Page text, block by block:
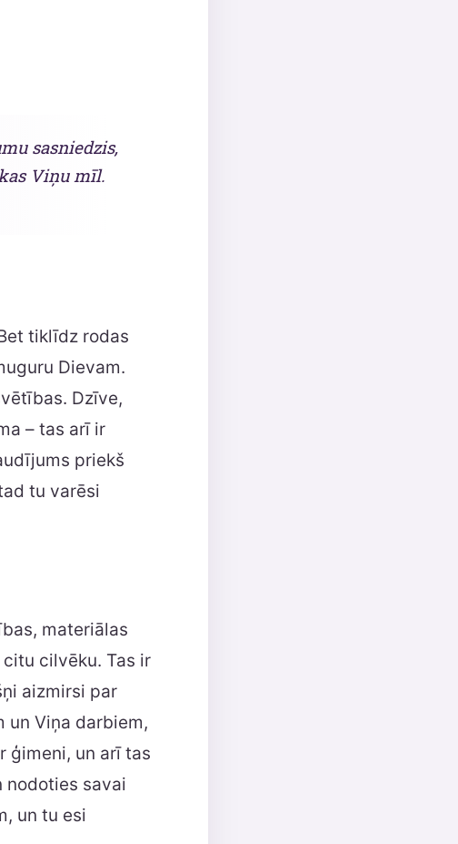
sasniedzis,
Viņu mīl.
tiklīdz rodas
Dievam.
Dzīve,
– tas arī ir
priekš
tu varēsi
materiālas
cilvēku. Tas ir
aizmirsi par
un Viņa darbiem,
ģimeni, un arī tas
nodoties savai
un tu esi